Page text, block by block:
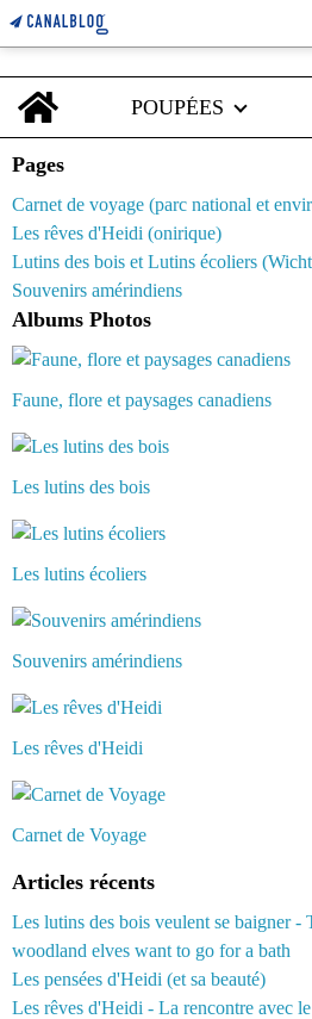
Home
POUPÉES
Pages
Carnet de voyage (parc national et
Les rêves d'Heidi (onirique)
Lutins des bois et Lutins écoliers
Souvenirs amérindiens
Albums Photos
Faune, flore et paysages canadiens
Les lutins des bois
Les lutins écoliers
Souvenirs amérindiens
Les rêves d'Heidi
Carnet de Voyage
Articles récents
Les lutins des bois veulent se baigner -
woodland elves want to go for a bath
Les pensées d'Heidi (et sa beauté)
Les rêves d'Heidi - La rencontre avec